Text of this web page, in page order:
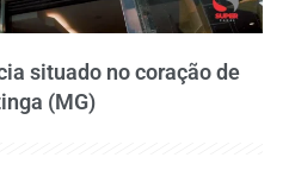
situado no coração de
(MG)